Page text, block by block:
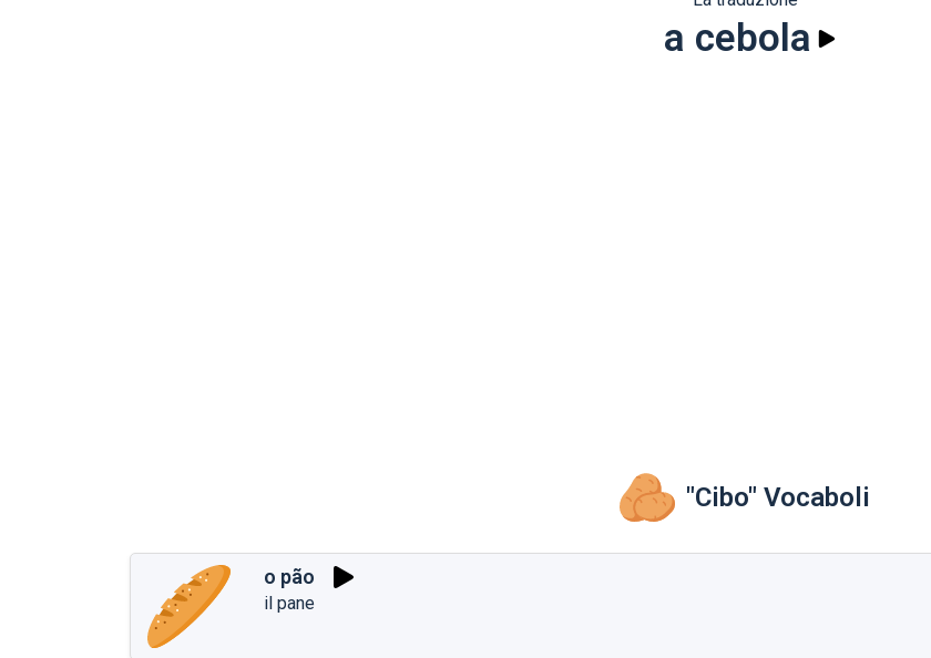
a cebola
"Cibo" Vocaboli
o pão
il pane